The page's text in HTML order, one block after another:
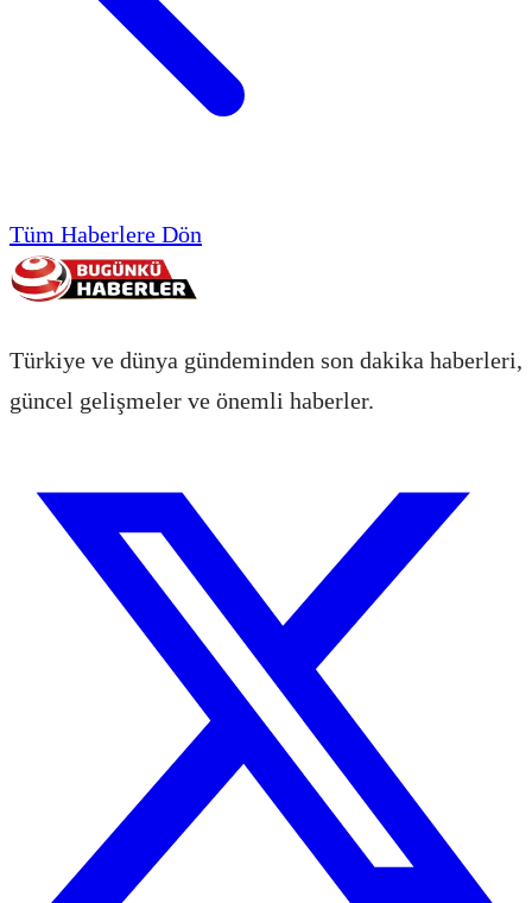
Tüm Haberlere Dön
Türkiye ve dünya gündeminden son dakika haberleri,
güncel gelişmeler ve önemli haberler.